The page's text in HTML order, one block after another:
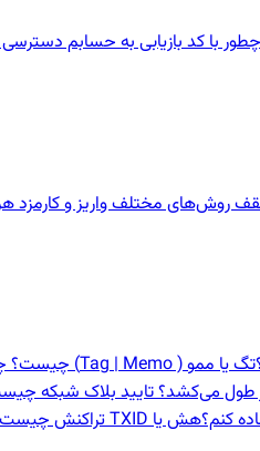
چطور با کد بازیابی به حسابم دسترسی
روش‌های مختلف واریز و کارمزد
تگ یا ممو ( Tag | Memo) چیست؟ چطور آن را پیدا کنم؟
طول می‌کشد؟ تایید بلاک شبکه
کنم؟هش یا TXID تراکنش چیست؟